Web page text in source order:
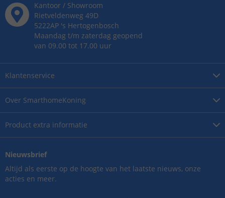
Over SmarthomeKoning
Product extra informatie
Klantenservice
Kantoor / Showroom
Rietveldenweg 49D
5222AP 's Hertogenbosch
Maandag t/m zaterdag geopend
van 09.00 tot 17.00 uur
Nieuwsbrief
Altijd als eerste op de hoogte van het laatste nieuws, onze
acties en meer.